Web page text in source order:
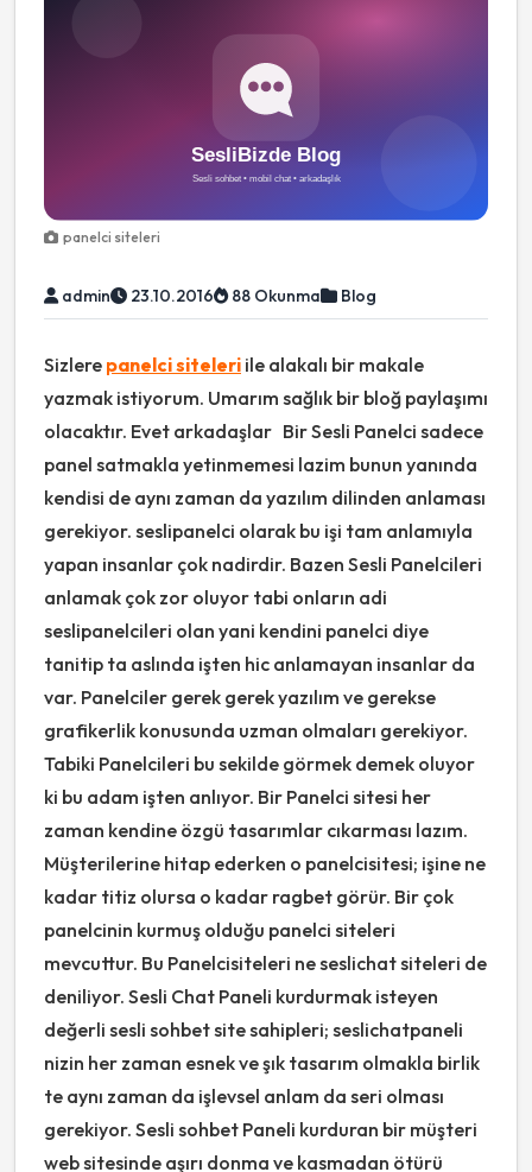
panelci siteleri
admin 23.10.2016 88 Okunma Blog
Sizlere panelci siteleri ile alakalı bir makale
yazmak istiyorum. Umarım sağlık bir bloğ paylaşımı
olacaktır. Evet arkadaşlar Bir Sesli Panelci sadece
panel satmakla yetinmemesi lazim bunun yanında
kendisi de aynı zaman da yazılım dilinden anlaması
gerekiyor. seslipanelci olarak bu işi tam anlamıyla
yapan insanlar çok nadirdir. Bazen Sesli Panelcileri
anlamak çok zor oluyor tabi onların adi
seslipanelcileri olan yani kendini panelci diye
tanitip ta aslında işten hic anlamayan insanlar da
var. Panelciler gerek gerek yazılım ve gerekse
grafikerlik konusunda uzman olmaları gerekiyor.
Tabiki Panelcileri bu sekilde görmek demek oluyor
ki bu adam işten anlıyor. Bir Panelci sitesi her
zaman kendine özgü tasarımlar cıkarması lazım.
Müşterilerine hitap ederken o panelcisitesi; işine ne
kadar titiz olursa o kadar ragbet görür. Bir çok
panelcinin kurmuş olduğu panelci siteleri
mevcuttur. Bu Panelcisiteleri ne seslichat siteleri de
deniliyor. Sesli Chat Paneli kurdurmak isteyen
değerli sesli sohbet site sahipleri; seslichatpaneli
nizin her zaman esnek ve şık tasarım olmakla birlik
te aynı zaman da işlevsel anlam da seri olması
gerekiyor. Sesli sohbet Paneli kurduran bir müşteri
web sitesinde aşırı donma ve kasmadan ötürü